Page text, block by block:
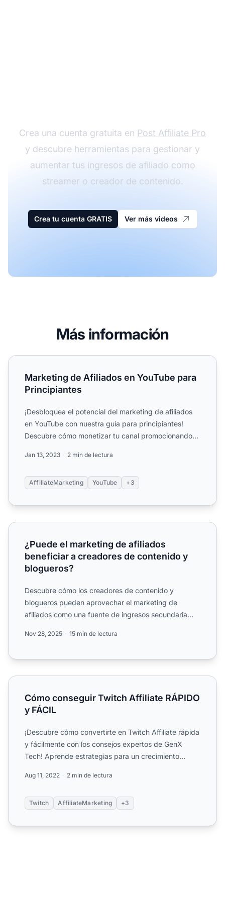
Crea una cuenta gratuita en Post Affiliate Pro
y descubre herramientas para gestionar y
aumentar tus ingresos de afiliado como
streamer o creador de contenido.
Crea tu cuenta GRATIS Ver más videos
Más información
Marketing de Afiliados en YouTube para Principiantes
Marketing de Afiliados en YouTube para
Principiantes
¡Desbloquea el potencial del marketing de afiliados
en YouTube con nuestra guía para principiantes!
Descubre cómo monetizar tu canal promocionando
Jan 13, 2023 2 min de lectura
AffiliateMarketing YouTube +3
¿Puede el marketing de afiliados beneficiar a creadores
¿Puede el marketing de afiliados
beneficiar a creadores de contenido y
blogueros?
Descubre cómo los creadores de contenido y
blogueros pueden aprovechar el marketing de
afiliados como una fuente de ingresos secundaria
Nov 28, 2025 15 min de lectura
Cómo conseguir Twitch Affiliate RÁPIDO y FÁCIL
Cómo conseguir Twitch Affiliate RÁPIDO
y FÁCIL
¡Descubre cómo convertirte en Twitch Affiliate rápida
y fácilmente con los consejos expertos de GenX
Tech! Aprende estrategias para un crecimiento
Aug 11, 2022 2 min de lectura
Twitch AffiliateMarketing +3